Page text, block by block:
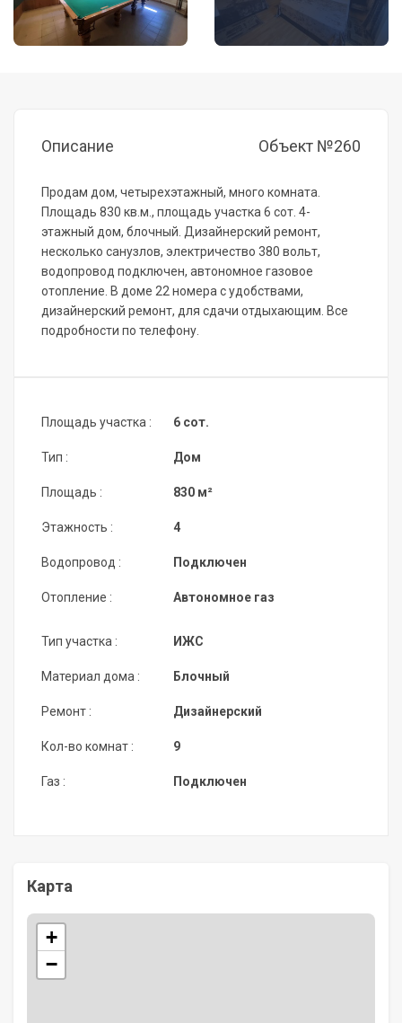
Описание Объект №260
Продам дом, четырехэтажный, много комната.
Площадь 830 кв.м., площадь участка 6 сот. 4-
этажный дом, блочный. Дизайнерский ремонт,
несколько санузлов, электричество 380 вольт,
водопровод подключен, автономное газовое
отопление. В доме 22 номера с удобствами,
дизайнерский ремонт, для сдачи отдыхающим. Все
подробности по телефону.
Площадь участка :
Тип :
Площадь :
Этажность :
Водопровод :
Отопление :
6 сот.
Дом
830 м²
4
Подключен
Автономное газ
Тип участка :
Материал дома :
Ремонт :
Кол-во комнат :
Газ :
ИЖС
Блочный
Дизайнерский
9
Подключен
Карта
+
−